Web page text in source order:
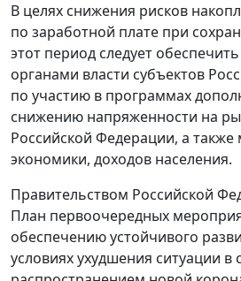
В целях снижения рисков
по заработной плате при
этот период следует
органами власти субъектов
по участию в программах
снижению напряженности на
Российской Федерации, а
экономики, доходов населения.
Правительством Российской
План первоочередных
обеспечению устойчивого
условиях ухудшения ситуации в